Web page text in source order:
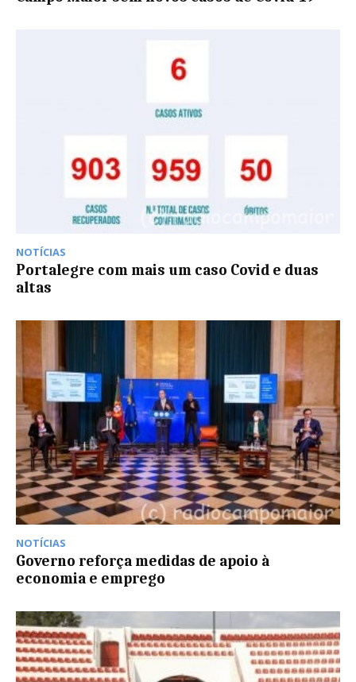
NOTÍCIAS
Portalegre com mais um caso Covid e duas
altas
NOTÍCIAS
Governo reforça medidas de apoio à
economia e emprego